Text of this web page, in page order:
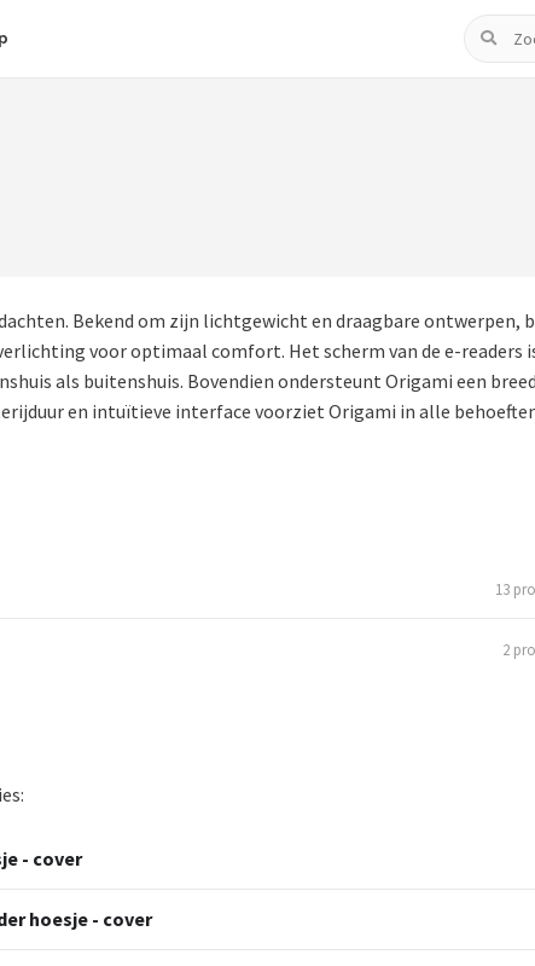
Zoeken
Bekend om zijn lichtgewicht en draagbare ontwerpen,
voor optimaal comfort. Het scherm van de e-readers
als buitenshuis. Bovendien ondersteunt Origami een
en intuïtieve interface voorziet Origami in alle
13
2
- cover
hoesje - cover